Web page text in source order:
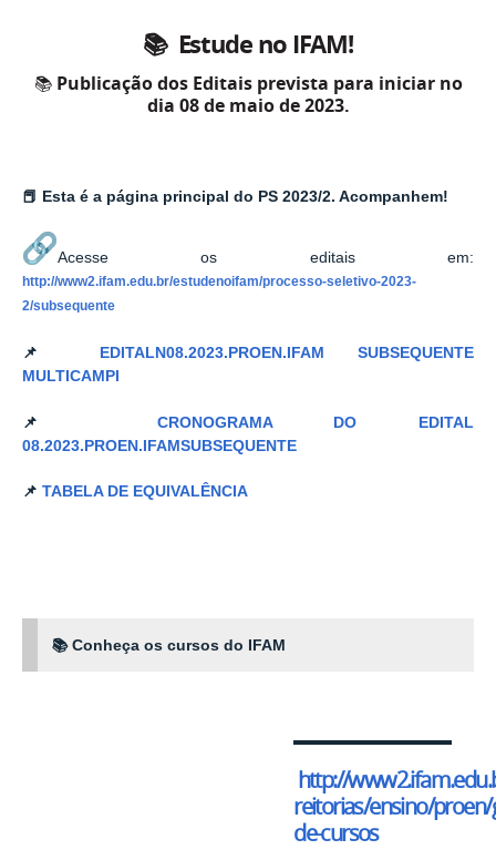
📚 Estude no IFAM!
📚 Publicação dos Editais prevista para iniciar no
dia 08 de maio de 2023.
📕 Esta é a página principal do PS 2023/2. Acompanhem!
Acesse os editais em:
http://www2.ifam.edu.br/estudenoifam/processo-seletivo-2023-
2/subsequente
📌
EDITALN08.2023.PROEN.IFAM SUBSEQUENTE
MULTICAMPI
📌 CRONOGRAMA DO EDITAL
08.2023.PROEN.IFAMSUBSEQUENTE
📌 TABELA DE EQUIVALÊNCIA
📚Conheça os cursos do IFAM
http://
reitorias/ensino/proen/
de-cursos